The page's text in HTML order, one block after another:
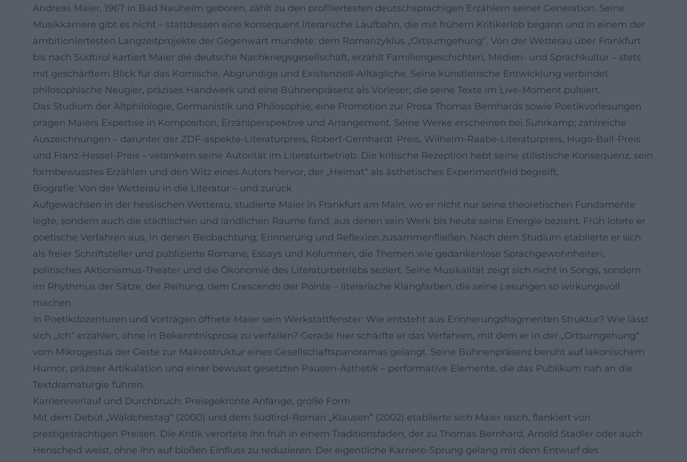
Andreas Maier, 1967 in Bad Nauheim geboren, zählt zu den profiliertesten deutschsprachigen Erzählern seiner Generation. Seine
Musikkarriere gibt es nicht – stattdessen eine konsequent literarische Laufbahn, die mit frühem Kritikerlob begann und in einem der
ambitioniertesten Langzeitprojekte der Gegenwart mündete: dem Romanzyklus „Ortsumgehung“. Von der Wetterau über Frankfurt
bis nach Südtirol kartiert Maier die deutsche Nachkriegsgesellschaft, erzählt Familiengeschichten, Medien- und Sprachkultur – stets
mit geschärftem Blick für das Komische, Abgründige und Existenziell-Alltägliche. Seine künstlerische Entwicklung verbindet
philosophische Neugier, präzises Handwerk und eine Bühnenpräsenz als Vorleser, die seine Texte im Live-Moment pulsiert.
Das Studium der Altphilologie, Germanistik und Philosophie, eine Promotion zur Prosa Thomas Bernhards sowie Poetikvorlesungen
prägen Maiers Expertise in Komposition, Erzählperspektive und Arrangement. Seine Werke erscheinen bei Suhrkamp; zahlreiche
Auszeichnungen – darunter der ZDF-aspekte-Literaturpreis, Robert-Gernhardt-Preis, Wilhelm-Raabe-Literaturpreis, Hugo-Ball-Preis
und Franz-Hessel-Preis – verankern seine Autorität im Literaturbetrieb. Die kritische Rezeption hebt seine stilistische Konsequenz, sein
formbewusstes Erzählen und den Witz eines Autors hervor, der „Heimat“ als ästhetisches Experimentfeld begreift.
Biografie: Von der Wetterau in die Literatur – und zurück
Aufgewachsen in der hessischen Wetterau, studierte Maier in Frankfurt am Main, wo er nicht nur seine theoretischen Fundamente
legte, sondern auch die städtischen und ländlichen Räume fand, aus denen sein Werk bis heute seine Energie bezieht. Früh lotete er
poetische Verfahren aus, in denen Beobachtung, Erinnerung und Reflexion zusammenfließen. Nach dem Studium etablierte er sich
als freier Schriftsteller und publizierte Romane, Essays und Kolumnen, die Themen wie gedankenlose Sprachgewohnheiten,
politisches Aktionismus-Theater und die Ökonomie des Literaturbetriebs seziert. Seine Musikalität zeigt sich nicht in Songs, sondern
im Rhythmus der Sätze, der Reihung, dem Crescendo der Pointe – literarische Klangfarben, die seine Lesungen so wirkungsvoll
machen.
In Poetikdozenturen und Vorträgen öffnete Maier sein Werkstattfenster: Wie entsteht aus Erinnerungsfragmenten Struktur? Wie lässt
sich „Ich“ erzählen, ohne in Bekenntnisprosa zu verfallen? Gerade hier schärfte er das Verfahren, mit dem er in der „Ortsumgehung“
vom Mikrogestus der Geste zur Makrostruktur eines Gesellschaftspanoramas gelangt. Seine Bühnenpräsenz beruht auf lakonischem
Humor, präziser Artikulation und einer bewusst gesetzten Pausen-Ästhetik – performative Elemente, die das Publikum nah an die
Textdramaturgie führen.
Karriereverlauf und Durchbruch: Preisgekrönte Anfänge, große Form
Mit dem Debüt „Wäldchestag“ (2000) und dem Südtirol-Roman „Klausen“ (2002) etablierte sich Maier rasch, flankiert von
prestigeträchtigen Preisen. Die Kritik verortete ihn früh in einem Traditionsfaden, der zu Thomas Bernhard, Arnold Stadler oder auch
Henscheid weist, ohne ihn auf bloßen Einfluss zu reduzieren. Der eigentliche Karriere-Sprung gelang mit dem Entwurf des